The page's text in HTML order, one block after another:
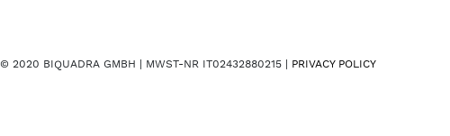
© 2020 BIQUADRA GMBH | MWST-NR IT02432880215 | PRIVACY POLICY